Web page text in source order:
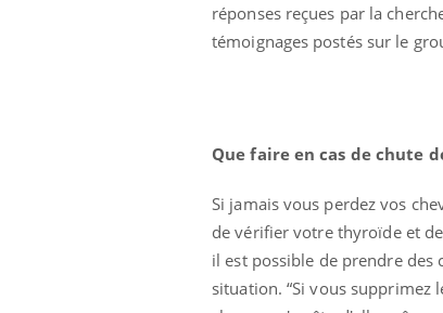
réponses reçues par la
témoignages postés sur le
Que faire en cas de chute
Si jamais vous perdez vos
de vérifier votre thyroïde et
il est possible de prendre
situation. “Si vous supprimez